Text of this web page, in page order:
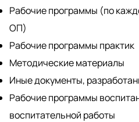
Рабочие программы (по
ОП)
Рабочие программы практик
Методические материалы
Иные документы,
Рабочие программы
воспитательной работы